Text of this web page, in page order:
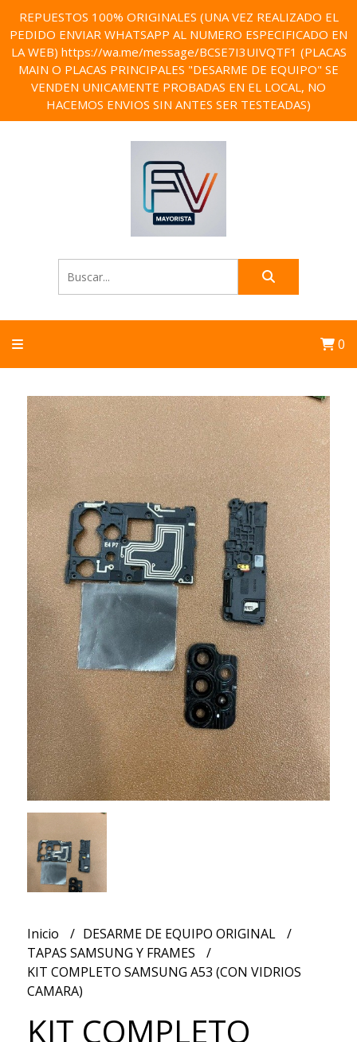
REPUESTOS 100% ORIGINALES (UNA VEZ REALIZADO EL
PEDIDO ENVIAR WHATSAPP AL NUMERO ESPECIFICADO EN
LA WEB) https://wa.me/message/BCSE7I3UIVQTF1 (PLACAS
MAIN O PLACAS PRINCIPALES "DESARME DE EQUIPO" SE
VENDEN UNICAMENTE PROBADAS EN EL LOCAL, NO
HACEMOS ENVIOS SIN ANTES SER TESTEADAS)
0
Inicio
DESARME DE EQUIPO ORIGINAL
TAPAS SAMSUNG Y FRAMES
KIT COMPLETO SAMSUNG A53 (CON VIDRIOS
CAMARA)
KIT COMPLETO